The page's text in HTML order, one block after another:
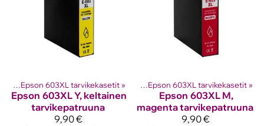
‪» Epson 603XL tarvikekasetit ‪»
Epson 603XL Y, keltainen
tarvikepatruuna
9,90 €
kasetit‪» Epson mustekasetit ‪» Epson 603XL tarvikekasetit ‪»
Epson 603XL M,
magenta tarvikepatruuna
9,90 €